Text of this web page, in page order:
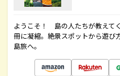
ようこそ！ 島の人たちが教えて
冊に凝縮。絶景スポットから遊び
島旅へ。